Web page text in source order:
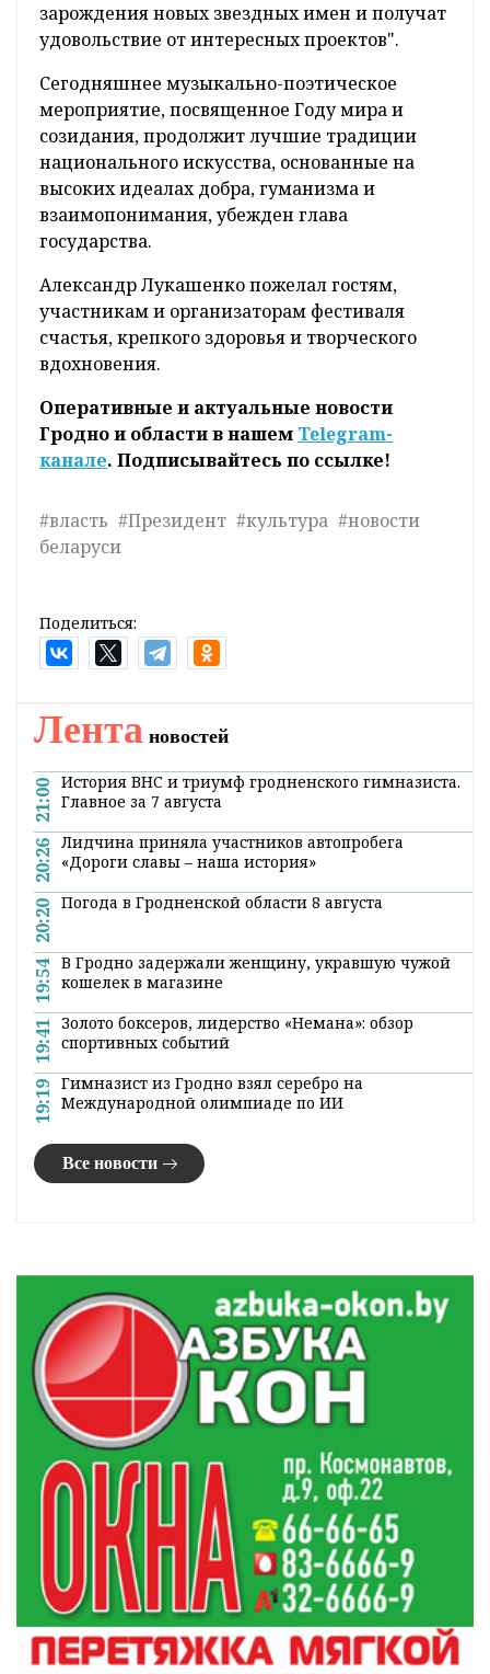
зарождения новых звездных имен и получат
удовольствие от интересных проектов".
Сегодняшнее музыкально-поэтическое
мероприятие, посвященное Году мира и
созидания, продолжит лучшие традиции
национального искусства, основанные на
высоких идеалах добра, гуманизма и
взаимопонимания, убежден глава
государства.
Александр Лукашенко пожелал гостям,
участникам и организаторам фестиваля
счастья, крепкого здоровья и творческого
вдохновения.
Оперативные и актуальные новости
Гродно и области в нашем Telegram-
канале. Подписывайтесь по ссылке!
#власть #Президент #культура #новости
беларуси
Поделиться:
Лента новостей
21:00 История ВНС и триумф гродненского гимназиста.
Главное за 7 августа
20:26 Лидчина приняла участников автопробега
«Дороги славы – наша история»
20:20 Погода в Гродненской области 8 августа
19:54 В Гродно задержали женщину, укравшую чужой
кошелек в магазине
19:41 Золото боксеров, лидерство «Немана»: обзор
спортивных событий
19:19 Гимназист из Гродно взял серебро на
Международной олимпиаде по ИИ
Все новости